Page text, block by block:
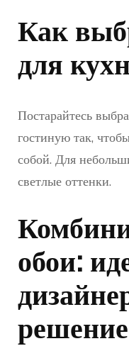
Как
для
Постарайтесь
гостиную так,
собой. Для
светлые оттенки.
обои:
решение